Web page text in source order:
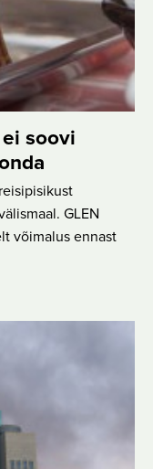
soovi
GLEN
võimalus ennast